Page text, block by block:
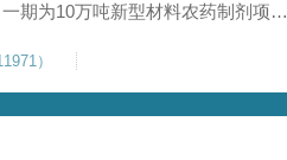
期为10万吨新型材料农药制剂项目
后期地基使用要求，单独对基础承
用
）